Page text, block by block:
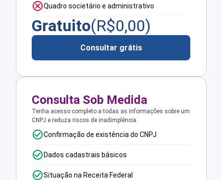
Quadro societário e administrativo
Gratuito(R$0,00)
Consultar grátis
Consulta Sob Medida
Tenha acesso completo a todas as informações sobre um
CNPJ e reduza riscos de inadimplência.
Confirmação de existência do CNPJ
Dados cadastrais básicos
Situação na Receita Federal